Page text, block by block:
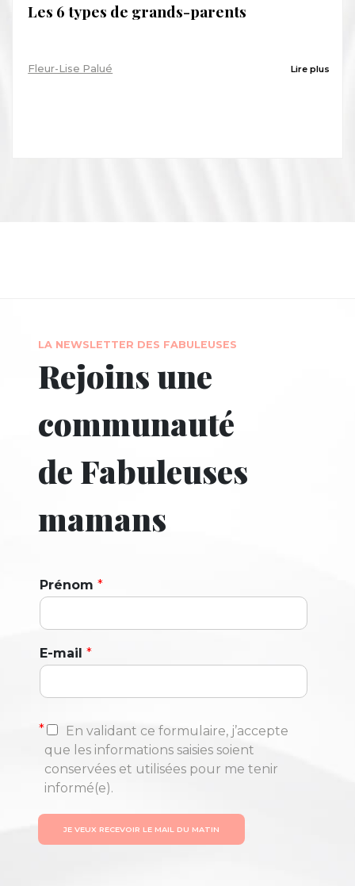
Les 6 types de grands-parents
Fleur-Lise Palué Lire plus
LA NEWSLETTER DES FABULEUSES
Rejoins une
communauté
de Fabuleuses
mamans
Prénom *
E-mail *
*
En validant ce formulaire, j’accepte
que les informations saisies soient
conservées et utilisées pour me tenir
informé(e).
JE VEUX RECEVOIR LE MAIL DU MATIN